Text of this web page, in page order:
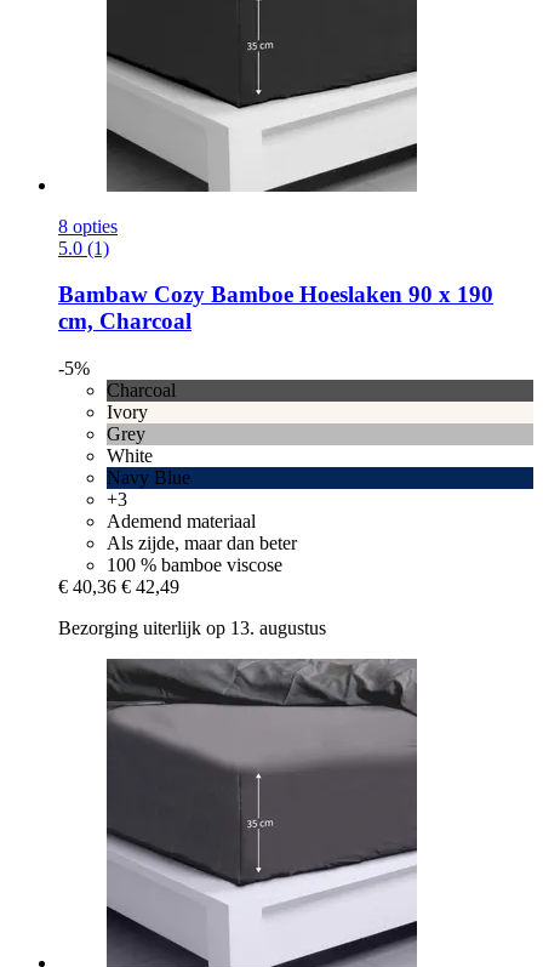
8 opties
5.0 (1)
Bambaw Cozy Bamboe Hoeslaken 90 x 190
cm, Charcoal
-5%
Charcoal
Ivory
Grey
White
Navy Blue
+3
Ademend materiaal
Als zijde, maar dan beter
100 % bamboe viscose
€ 40,36 € 42,49
Bezorging uiterlijk op 13. augustus